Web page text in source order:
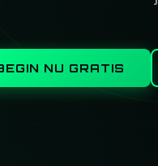
NU GRATIS